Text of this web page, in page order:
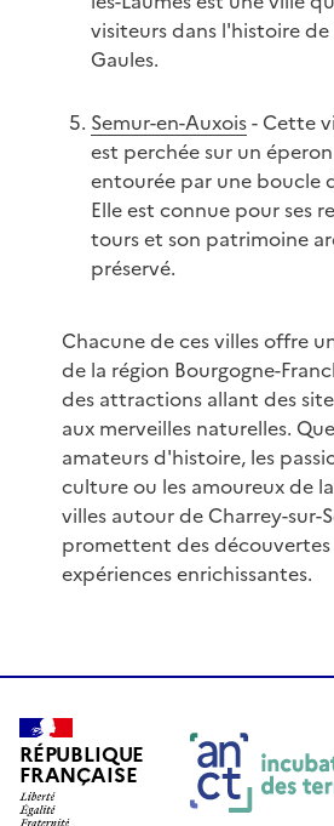
visiteurs dans l'histoire de
Gaules.
Semur-en-Auxois- Cette
est perchée sur un
entourée par une boucle
Elle est connue pour ses
tours et son patrimoine
préservé.
Chacune de ces villes offre
de la région Bourgogne-
des attractions allant des
aux merveilles naturelles.
amateurs d'histoire, les
culture ou les amoureux de
villes autour de Charrey-sur-
promettent des découvertes
expériences enrichissantes.
RÉPUBLIQUE
FRANÇAISE